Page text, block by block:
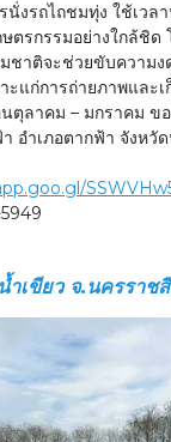
งรถไถชมทุ่ง ใช้เวล
ตรกรรมอย่างใกล้ชิด
ชาติจะช่วยขับความง
ะแก่การถ่ายภาพและ
นตุลาคม – มกราคม ข
อำเภอตากฟ้า จังหวั
ำเขียว จ.นครราช